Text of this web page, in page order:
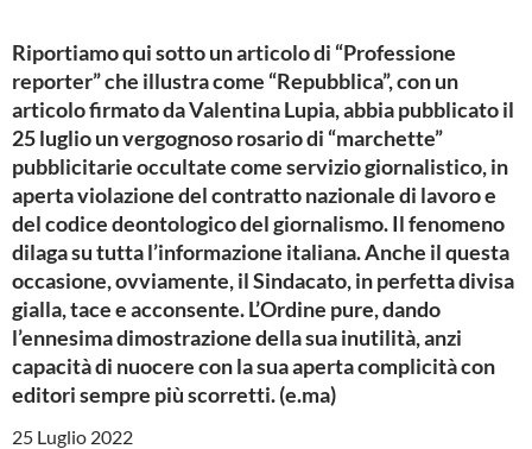
Riportiamo qui sotto un articolo di “Professione
reporter” che illustra come “Repubblica”, con un
articolo firmato da Valentina Lupia, abbia pubblicato il
25 luglio un vergognoso rosario di “marchette”
pubblicitarie occultate come servizio giornalistico, in
aperta violazione del contratto nazionale di lavoro e
del codice deontologico del giornalismo. Il fenomeno
dilaga su tutta l’informazione italiana. Anche il questa
occasione, ovviamente, il Sindacato, in perfetta divisa
gialla, tace e acconsente. L’Ordine pure, dando
l’ennesima dimostrazione della sua inutilità, anzi
capacità di nuocere con la sua aperta complicità con
editori sempre più scorretti. (e.ma)
25 Luglio 2022